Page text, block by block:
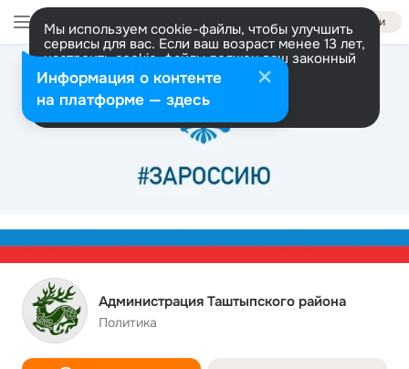
Войти
Мы используем cookie-файлы, чтобы улучшить
сервисы для вас. Если ваш возраст менее 13 лет,
настроить cookie-файлы должен ваш законный
представитель. Больше информации
Разрешить все Настроить
Администрация Таштыпского района
Политика
Информация о контенте
на платформе — здесь